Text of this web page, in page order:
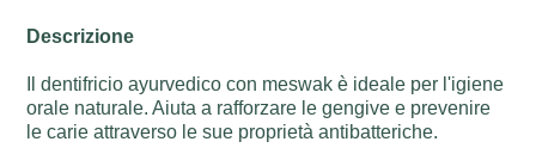
Descrizione
Il dentifricio ayurvedico con meswak è ideale per l'igiene
orale naturale. Aiuta a rafforzare le gengive e prevenire
le carie attraverso le sue proprietà antibatteriche.